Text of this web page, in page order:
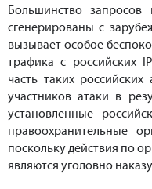
Большинство
сгенерированы с
вызывает особое
трафика с российских
часть таких
участников атаки в
установленные
правоохранительные
поскольку действия по
являются уголовно